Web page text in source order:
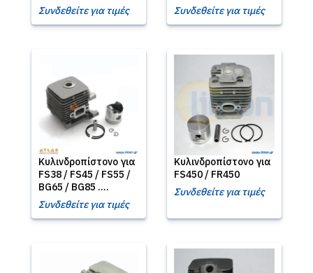
Συνδεθείτε για τιμές
Συνδεθείτε για τιμές
Κυλινδροπίστονο για
FS38 / FS45 / FS55 /
BG65 / BG85 ....
Συνδεθείτε για τιμές
Κυλινδροπίστονο για
FS450 / FR450
Συνδεθείτε για τιμές